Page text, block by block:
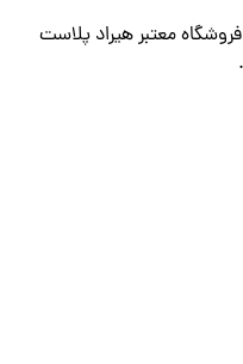
معتبر هیراد پلاست